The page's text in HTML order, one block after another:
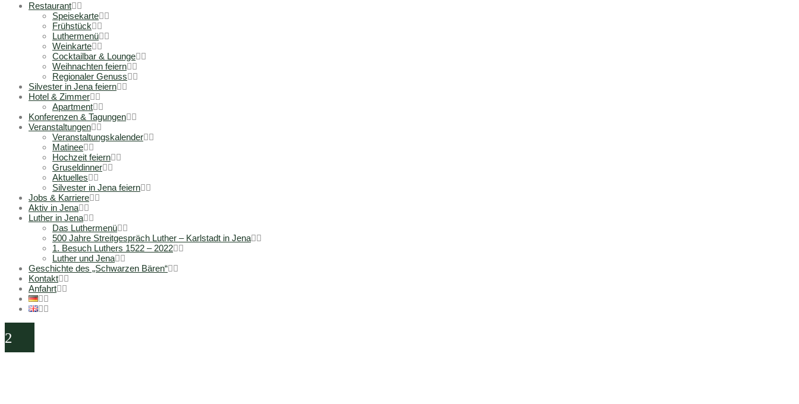
Restaurant
Speisekarte
Frühstück
Luthermenü
Weinkarte
Cocktailbar & Lounge
Weihnachten feiern
Regionaler Genuss
Silvester in Jena feiern
Hotel & Zimmer
Apartment
Konferenzen & Tagungen
Veranstaltungen
Veranstaltungskalender
Matinee
Hochzeit feiern
Gruseldinner
Aktuelles
Silvester in Jena feiern
Jobs & Karriere
Aktiv in Jena
Luther in Jena
Das Luthermenü
500 Jahre Streitgespräch Luther – Karlstadt in Jena
1. Besuch Luthers 1522 – 2022
Luther und Jena
Geschichte des „Schwarzen Bären“
Kontakt
Anfahrt